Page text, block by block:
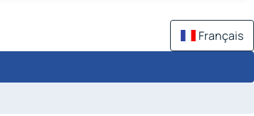
Français